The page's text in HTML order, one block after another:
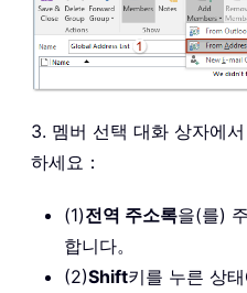
3. 멤버 선택 대화 상자에
하세요：
(1)전역 주소록을(를)
합니다。
(2)Shift키를 누른 상